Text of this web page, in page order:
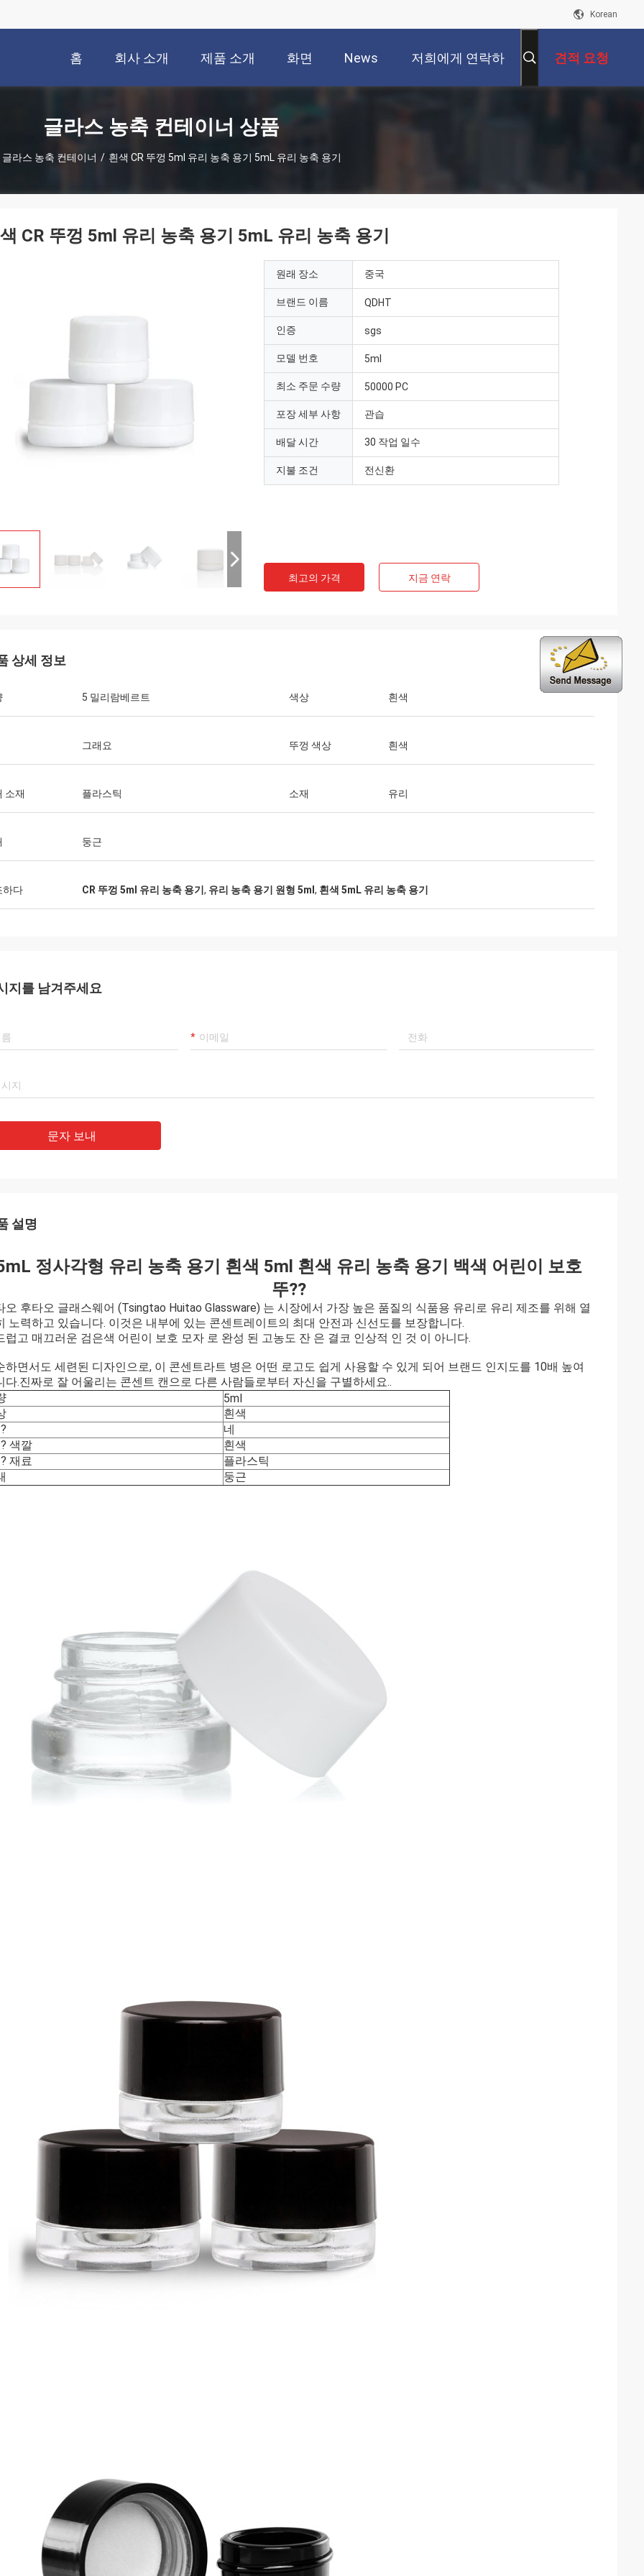
Korean
홈 회사 소개 제품 소개 화면 News 저희에게 연락하 견적 요청
글라스 농축 컨테이너 상품
글라스 농축 컨테이너 / 흰색 CR 뚜껑 5ml 유리 농축 용기 5mL 유리 농축 용기
CR 뚜껑 5ml 유리 농축 용기 5mL 유리 농축 용기
원래 장소 중국
브랜드 이름 QDHT
인증 sgs
모델 번호 5ml
최소 주문 수량 50000 PC
포장 세부 사항 관습
배달 시간 30 작업 일수
지불 조건 전신환
최고의 가격 지금 연락
상세 정보
5 밀리람베르트 색상 흰색
그래요 뚜껑 색상 흰색
소재 플라스틱 소재 유리
둥근
하다 CR 뚜껑 5ml 유리 농축 용기 , 유리 농축 용기 원형 5ml , 흰색 5mL 유리 농축 용기
지를 남겨주세요
문자 보내
설명
정사각형 유리 농축 용기 흰색 5ml 흰색 유리 농축 용기 백색 어린이 보호
뚜??
오 후타오 글래스웨어 (Tsingtao Huitao Glassware) 는 시장에서 가장 높은 품질의 식품용 유리로 유리 제조를 위해 열
노력하고 있습니다. 이것은 내부에 있는 콘센트레이트의 최대 안전과 신선도를 보장합니다.
럽고 매끄러운 검은색 어린이 보호 모자 로 완성 된 고농도 잔 은 결코 인상적 인 것 이 아니다.
하면서도 세련된 디자인으로, 이 콘센트라트 병은 어떤 로고도 쉽게 사용할 수 있게 되어 브랜드 인지도를 10배 높여
다.진짜로 잘 어울리는 콘센트 캔으로 다른 사람들로부터 자신을 구별하세요..
5ml
흰색
네
색깔
흰색
재료
플라스틱
둥근